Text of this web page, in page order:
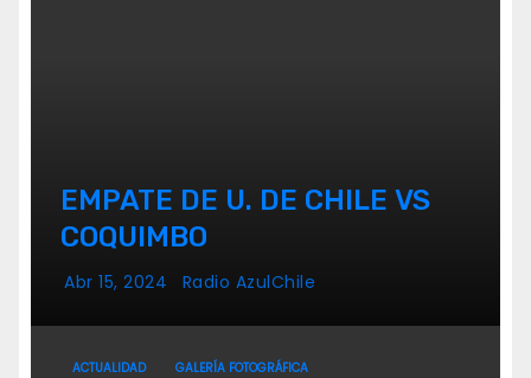
EMPATE DE U. DE CHILE VS
COQUIMBO
Abr 15, 2024 Radio AzulChile
ACTUALIDAD GALERÍA FOTOGRÁFICA